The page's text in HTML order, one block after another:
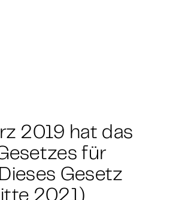
2019 hat das
für
Gesetz
2021)